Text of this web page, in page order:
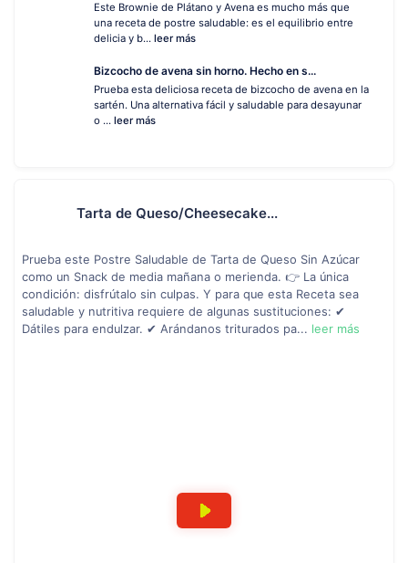
Este Brownie de Plátano y Avena es mucho más que
una receta de postre saludable: es el equilibrio entre
delicia y b... leer más
Bizcocho de avena sin horno. Hecho en s...
Prueba esta deliciosa receta de bizcocho de avena en la
sartén. Una alternativa fácil y saludable para desayunar
o ... leer más
Tarta de Queso/Cheesecake...
Prueba este Postre Saludable de Tarta de Queso Sin Azúcar
como un Snack de media mañana o merienda. 👉 La única
condición: disfrútalo sin culpas. Y para que esta Receta sea
saludable y nutritiva requiere de algunas sustituciones: ✔
Dátiles para endulzar. ✔ Arándanos triturados pa... leer más